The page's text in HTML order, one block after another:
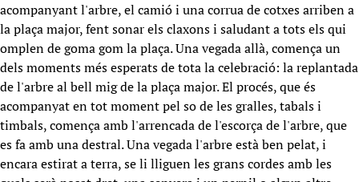
acompanyant l'arbre, el camió i una corrua de cotxes arriben a
la plaça major, fent sonar els claxons i saludant a tots els qui
omplen de goma gom la plaça. Una vegada allà, comença un
dels moments més esperats de tota la celebració: la replantada
de l'arbre al bell mig de la plaça major. El procés, que és
acompanyat en tot moment pel so de les gralles, tabals i
timbals, comença amb l'arrencada de l'escorça de l'arbre, que
es fa amb una destral. Una vegada l'arbre està ben pelat, i
encara estirat a terra, se li lliguen les grans cordes amb les